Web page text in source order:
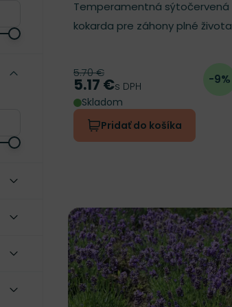
Temperamentná sýtočervená
kokarda pre záhony plné života
Pôvodná cena
5.70 €
Cena
5.17 €s DPH -9%
Skladom
Pridať do košíka